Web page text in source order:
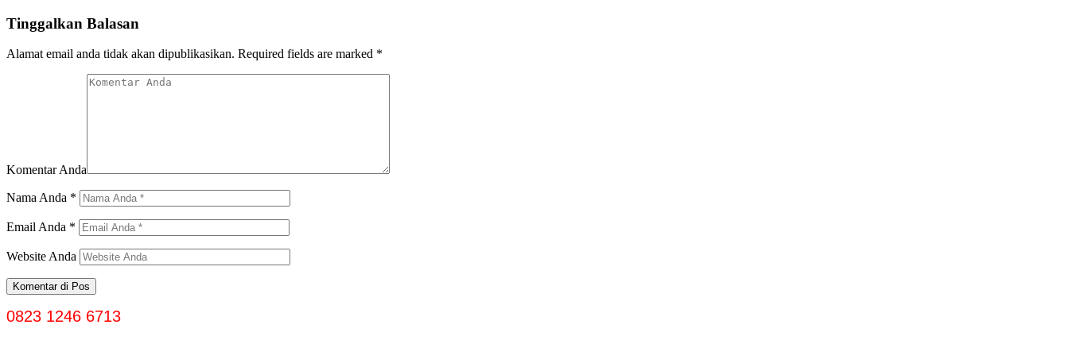
Tinggalkan Balasan
Alamat email anda tidak akan dipublikasikan. Required fields are marked *
Komentar Anda
Nama Anda *
Email Anda *
Website Anda
0823 1246 6713